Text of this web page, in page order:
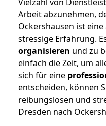
Arbeit abzunehmen,
Ockershausen ist
stressige Erfahrung.
organisieren und zu
einfach die Zeit, um
sich für eine
entscheiden, können
reibungslosen und
Dresden nach